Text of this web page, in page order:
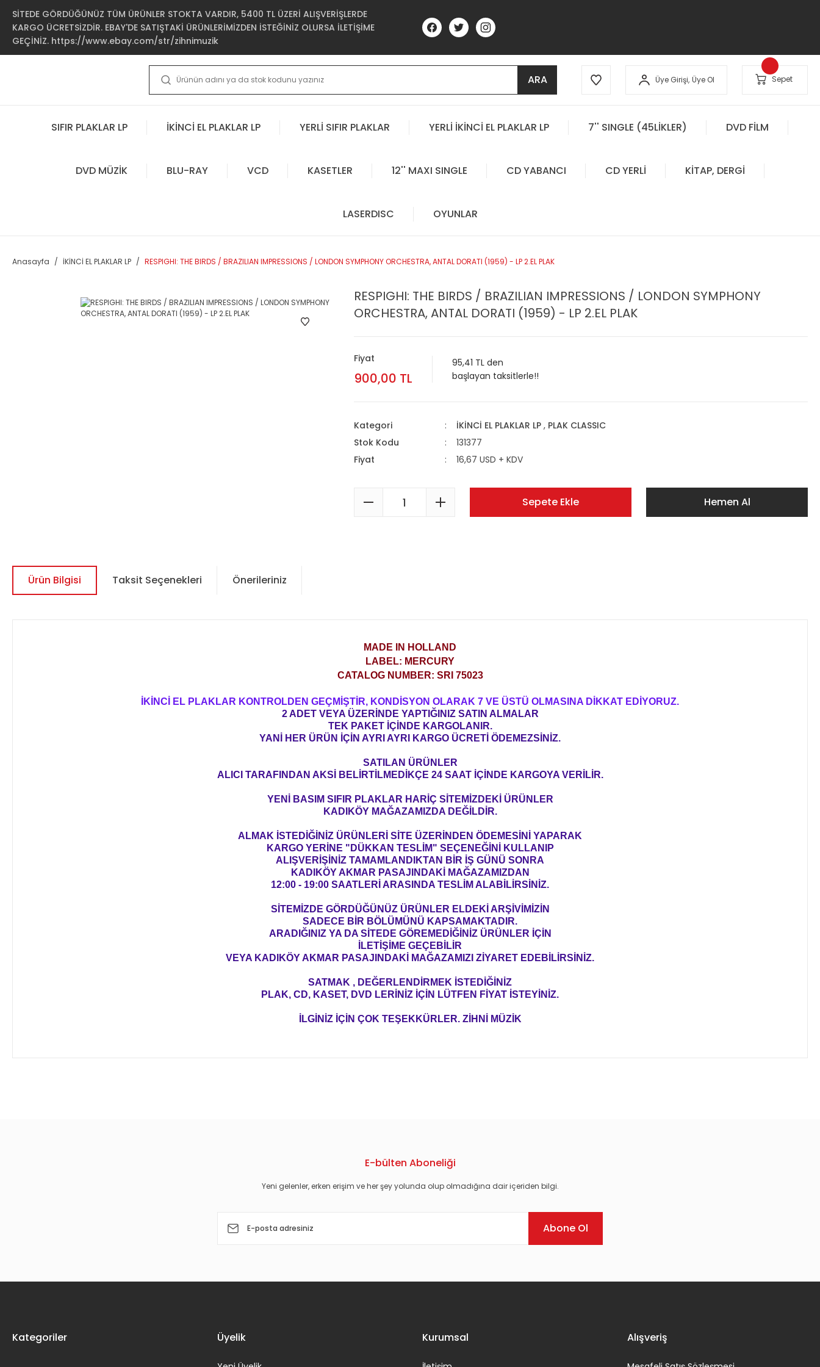
SİTEDE GÖRDÜĞÜNÜZ TÜM ÜRÜNLER STOKTA VARDIR, 5400 TL ÜZERİ ALIŞVERİŞLERDE
KARGO ÜCRETSİZDİR. EBAY'DE SATIŞTAKİ ÜRÜNLERİMİZDEN İSTEĞİNİZ OLURSA İLETİŞİME
GEÇİNİZ. https://www.ebay.com/str/zihnimuzik
ARA Üye Girişi, Üye Ol Sepet
SIFIR PLAKLAR LP İKİNCİ EL PLAKLAR LP YERLİ SIFIR PLAKLAR YERLİ İKİNCİ EL PLAKLAR LP 7'' SINGLE (45LİKLER) DVD FİLM
DVD MÜZİK BLU-RAY VCD KASETLER 12'' MAXI SINGLE CD YABANCI CD YERLİ KİTAP, DERGİ
LASERDISC OYUNLAR
Anasayfa İKİNCİ EL PLAKLAR LP RESPIGHI: THE BIRDS / BRAZILIAN IMPRESSIONS / LONDON SYMPHONY ORCHESTRA, ANTAL DORATI (1959) - LP 2.EL PLAK
RESPIGHI: THE BIRDS / BRAZILIAN IMPRESSIONS / LONDON SYMPHONY
ORCHESTRA, ANTAL DORATI (1959) - LP 2.EL PLAK
Fiyat
900,00 TL
95,41 TL den
başlayan taksitlerle!!
Kategori İKİNCİ EL PLAKLAR LP , PLAK CLASSIC
Stok Kodu
131377
Fiyat
16,67 USD + KDV
Sepete Ekle Hemen Al
Ürün Bilgisi Taksit Seçenekleri Önerileriniz
MADE IN HOLLAND
LABEL: MERCURY
CATALOG NUMBER: SRI 75023
İKİNCİ EL PLAKLAR KONTROLDEN GEÇMİŞTİR, KONDİSYON OLARAK 7 VE ÜSTÜ OLMASINA DİKKAT EDİYORUZ.
2 ADET VEYA ÜZERİNDE YAPTIĞINIZ SATIN ALMALAR
TEK PAKET İÇİNDE KARGOLANIR.
YANİ HER ÜRÜN İÇİN AYRI AYRI KARGO ÜCRETİ ÖDEMEZSİNİZ.
SATILAN ÜRÜNLER
ALICI TARAFINDAN AKSİ BELİRTİLMEDİKÇE 24 SAAT İÇİNDE KARGOYA VERİLİR.
YENİ BASIM SIFIR PLAKLAR HARİÇ SİTEMİZDEKİ ÜRÜNLER
KADIKÖY MAĞAZAMIZDA DEĞİLDİR.
ALMAK İSTEDİĞİNİZ ÜRÜNLERİ SİTE ÜZERİNDEN ÖDEMESİNİ YAPARAK
KARGO YERİNE "DÜKKAN TESLİM" SEÇENEĞİNİ KULLANIP
ALIŞVERİŞİNİZ TAMAMLANDIKTAN BİR İŞ GÜNÜ SONRA
KADIKÖY AKMAR PASAJINDAKİ MAĞAZAMIZDAN
12:00 - 19:00 SAATLERİ ARASINDA TESLİM ALABİLİRSİNİZ.
SİTEMİZDE GÖRDÜĞÜNÜZ ÜRÜNLER ELDEKİ ARŞİVİMİZİN
SADECE BİR BÖLÜMÜNÜ KAPSAMAKTADIR.
ARADIĞINIZ YA DA SİTEDE GÖREMEDİĞİNİZ ÜRÜNLER İÇİN
İLETİŞİME GEÇEBİLİR
VEYA KADIKÖY AKMAR PASAJINDAKİ MAĞAZAMIZI ZİYARET EDEBİLİRSİNİZ.
SATMAK , DEĞERLENDİRMEK İSTEDİĞİNİZ
PLAK, CD, KASET, DVD LERİNİZ İÇİN LÜTFEN FİYAT İSTEYİNİZ.
İLGİNİZ İÇİN ÇOK TEŞEKKÜRLER. ZİHNİ MÜZİK
E-bülten Aboneliği
Yeni gelenler, erken erişim ve her şey yolunda olup olmadığına dair içeriden bilgi.
Abone Ol
Kategoriler Üyelik Kurumsal Alışveriş